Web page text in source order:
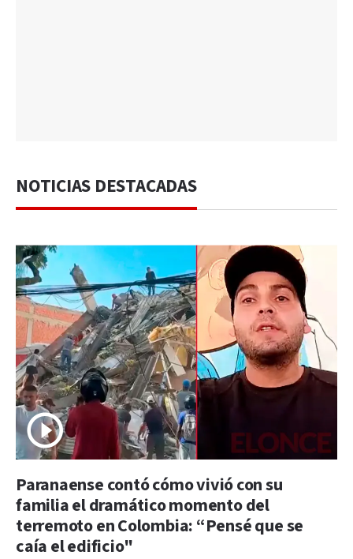
NOTICIAS DESTACADAS
Paranaense contó cómo vivió con su
familia el dramático momento del
terremoto en Colombia: “Pensé que se
caía el edificio"